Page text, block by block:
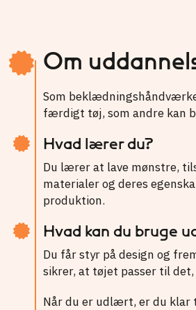
Om
Som
færdigt tøj, som andre kan
Hvad lærer du?
Du lærer at lave mønstre,
materialer og deres
produktion.
Hvad kan du bruge
Du får styr på design og
sikrer, at tøjet passer til
Når du er udlært, er du